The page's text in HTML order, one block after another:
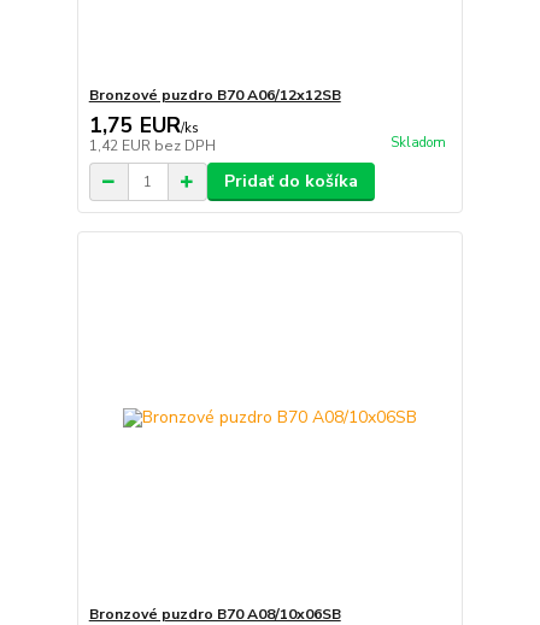
Bronzové puzdro B70 A06/12x12SB
1,75 EUR/ks
1,42 EUR bez DPH Skladom
Pridať do košíka
Bronzové puzdro B70 A08/10x06SB